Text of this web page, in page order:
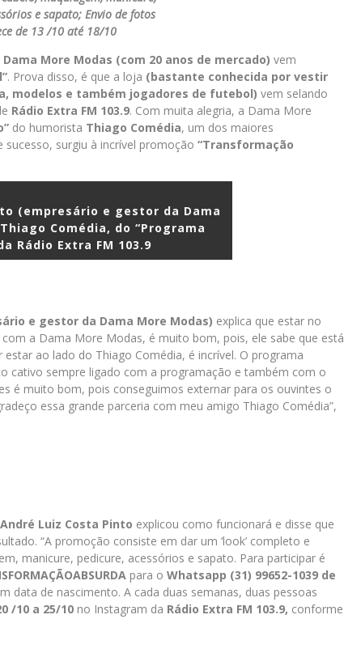
e sapato; Envio de fotos
de 13 /10 até 18/10
Dama More Modas (com 20 anos de mercado) vem
. Prova disso, é que a loja (bastante conhecida por vestir
modelos e também jogadores de futebol) vem selando
Rádio Extra FM 103.9. Com muita alegria, a Dama More
do humorista Thiago Comédia, um dos maiores
sucesso, surgiu à incrível promoção “Transformação
(empresário e gestor da Dama
Comédia, do “Programa
Rádio Extra FM 103.9
e gestor da Dama More Modas) explica que estar no
com a Dama More Modas, é muito bom, pois, ele sabe que está
ao lado do Thiago Comédia, é incrível. O programa
cativo sempre ligado com a programação e também com o
é muito bom, pois conseguimos externar para os ouvintes o
essa grande parceria com meu amigo Thiago Comédia”,
André Luiz Costa Pinto explicou como funcionará e disse que
“A promoção consiste em dar um ‘look’ completo e
manicure, pedicure, acessórios e sapato. Para participar é
para o Whatsapp (31) 99652-1039 de
data de nascimento. A cada duas semanas, duas pessoas
/10 a 25/10 no Instagram da Rádio Extra FM 103.9, conforme